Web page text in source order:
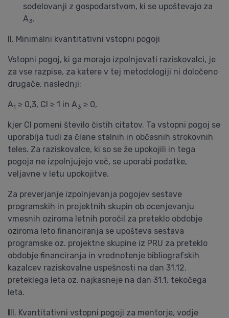
sodelovanji z gospodarstvom, ki se upoštevajo za
A3.
II. Minimalni kvantitativni vstopni pogoji
Vstopni pogoj, ki ga morajo izpolnjevati raziskovalci, je
za vse razpise, za katere v tej metodologiji ni določeno
drugače, naslednji:
A1 ≥ 0,3, CI ≥ 1 in A3 ≥ 0,
kjer CI pomeni število čistih citatov. Ta vstopni pogoj se
uporablja tudi za člane stalnih in občasnih strokovnih
teles. Za raziskovalce, ki so se že upokojili in tega
pogoja ne izpolnjujejo več, se uporabi podatke,
veljavne v letu upokojitve.
Za preverjanje izpolnjevanja pogojev sestave
programskih in projektnih skupin ob ocenjevanju
vmesnih oziroma letnih poročil za preteklo obdobje
oziroma leto financiranja se upošteva sestava
programske oz. projektne skupine iz PRU za preteklo
obdobje financiranja in vrednotenje bibliografskih
kazalcev raziskovalne uspešnosti na dan 31.12.
preteklega leta oz. najkasneje na dan 31.1. tekočega
leta.
III. Kvantitativni vstopni pogoji za mentorje, vodje